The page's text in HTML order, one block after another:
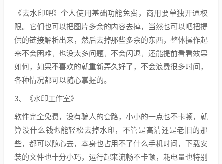
《去水印吧》个人使用基础功能免费，商用要单独开通权
限。它们也可以把图片多余的内容去掉，当然也可以吧把提
供的链接解析出来，然后去掉那些多余的东西，整体操作起
来不会困难，也没太多问题，不会闪退，还能提前看看效果
如何，如果不喜欢的就重新弄久好了，不会浪费很多时间，
各种情况都可以随心掌握的。
3、《水印工作室》
软件完全免费，没有骗人的套路，小小的一点也不卡顿，就
算没什么钱也能轻松去掉水印，不管是高清还是老旧的那
些，都可以随心去，本身也占用不了什么手机时间，下载安
装的文件也十分小巧，运行起来流畅不卡顿，耗电量也特别